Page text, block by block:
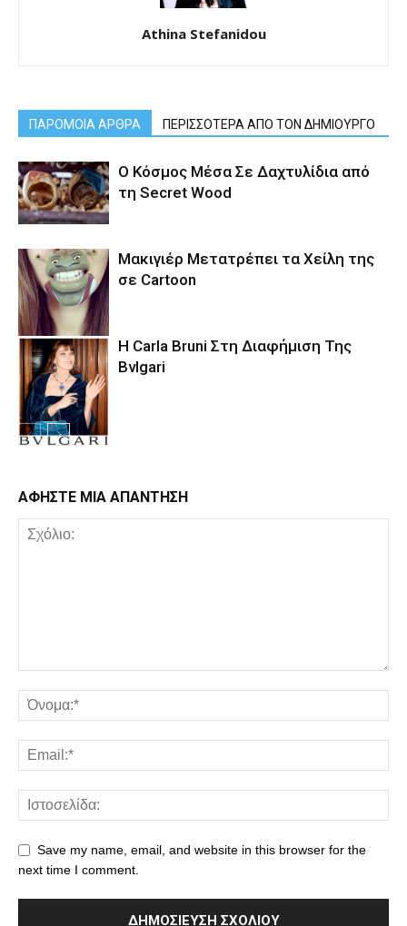
Athina Stefanidou
ΠΑΡΟΜΟΙΑ ΑΡΘΡΑ ΠΕΡΙΣΣΟΤΕΡΑ ΑΠΟ ΤΟΝ ΔΗΜΙΟΥΡΓΟ
Ο Κόσμος Μέσα Σε Δαχτυλίδια από
τη Secret Wood
Μακιγιέρ Μετατρέπει τα Χείλη της
σε Cartoon
Η Carla Bruni Στη Διαφήμιση Της
Bvlgari
ΑΦΗΣΤΕ ΜΙΑ ΑΠΑΝΤΗΣΗ
Save my name, email, and website in this browser for the
next time I comment.